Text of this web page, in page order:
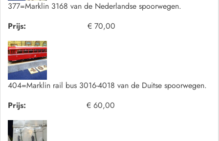
377=Marklin 3168 van de Nederlandse spoorwegen.
Prijs:
€ 70,00
404=Marklin rail bus 3016-4018 van de Duitse spoorwegen.
Prijs:
€ 60,00